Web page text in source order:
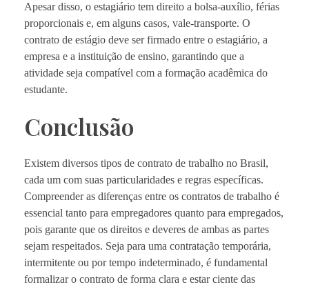
Apesar disso, o estagiário tem direito a bolsa-auxílio, férias
proporcionais e, em alguns casos, vale-transporte. O
contrato de estágio deve ser firmado entre o estagiário, a
empresa e a instituição de ensino, garantindo que a
atividade seja compatível com a formação acadêmica do
estudante.
Conclusão
Existem diversos tipos de contrato de trabalho no Brasil,
cada um com suas particularidades e regras específicas.
Compreender as diferenças entre os contratos de trabalho é
essencial tanto para empregadores quanto para empregados,
pois garante que os direitos e deveres de ambas as partes
sejam respeitados. Seja para uma contratação temporária,
intermitente ou por tempo indeterminado, é fundamental
formalizar o contrato de forma clara e estar ciente das